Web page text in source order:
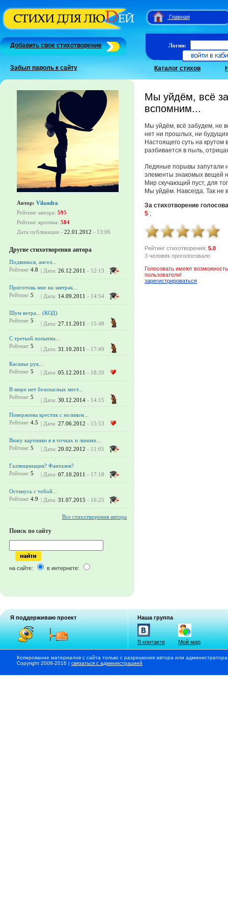
Главная
Добавить свое стихотворение
Забыл пароль к сайту
Логин:
Каталог стихов
Автор: Vilandra
Рейтинг автора: 595
Рейтинг критика: 584
Дата публикации - 22.01.2012 - 13:06
Другие стихотворения автора
Подвинься, ангел...
Рейтинг 4.8 | Дата: 26.12.2011 - 12:13
Приготовь мне на завтрак...
Рейтинг 5 | Дата: 14.09.2011 - 14:54
Шум ветра... (КОД)
Рейтинг 5 | Дата: 27.11.2011 - 15:48
С третьей попытки...
Рейтинг 5 | Дата: 31.10.2011 - 17:49
Касанье рук...
Рейтинг 5 | Дата: 05.12.2011 - 18:20
В мире нет безопасных мест...
Рейтинг 5 | Дата: 30.12.2014 - 14:15
Повержены крестик с ноликом...
Рейтинг 4.5 | Дата: 27.06.2012 - 15:53
Вижу картинки я в точках и линиях...
Рейтинг 5 | Дата: 20.02.2012 - 11:05
Галлюцинация? Фантазия?
Рейтинг 5 | Дата: 07.10.2011 - 17:18
Останусь с тобой...
Рейтинг 4.9 | Дата: 31.07.2015 - 16:25
Все стихотворения автора
Поиск по сайту
на сайте: в интернете:
Мы уйдём, всё
вспомним...
Мы уйдём, всё забудем, не
нет ни прошлых, ни будущих
Настоящего суть на крутом
разбивается в пыль,
Ледяные порывы запутали
элементы знакомых вещей
Мир скучающий пуст, для
Мы уйдём. Навсегда. Так не
За стихотворение
5 ;
Рейтинг стихотворения: 5.0
3 человек проголосовало
Голосовать имеют
пользователи!
зарегистрироваться
Я поддерживаю проект Наша группа
В контакте Мой мир
Копирование материалов с сайта только с разрешения автора или
Copyright 2008-2016 | связаться с администрацией